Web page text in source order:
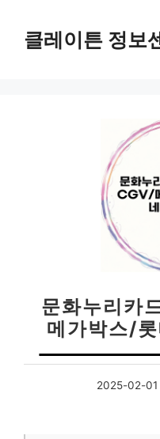
클레이튼 정보
문화누리카
메가박스/
2025-02-01